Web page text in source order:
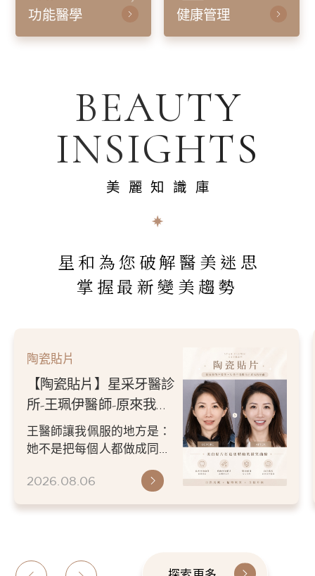
功能醫學 健康管理
BEAUTY
INSIGHTS
美麗知識庫
星和為您破解醫美迷思
掌握最新變美趨勢
陶瓷貼片
【陶瓷貼片】星采牙醫診
所-王珮伊醫師-原來我的
不愛笑，只是不喜歡自己
原本的牙齒
王醫師讓我佩服的地方是：
她不是把每個人都做成同一
更適合自己的樣子。 現...
2026.08.06